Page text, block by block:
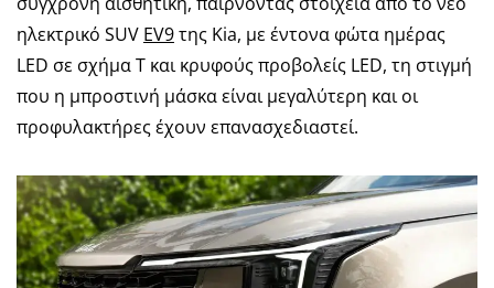
ηλεκτρικό SUV EV9της Kia, με έντονα φώτα ημέρας
LED σε σχήμα Τ και κρυφούς προβολείς LED, τη στιγμή
που η μπροστινή μάσκα είναι μεγαλύτερη και οι
προφυλακτήρες έχουν επανασχεδιαστεί.